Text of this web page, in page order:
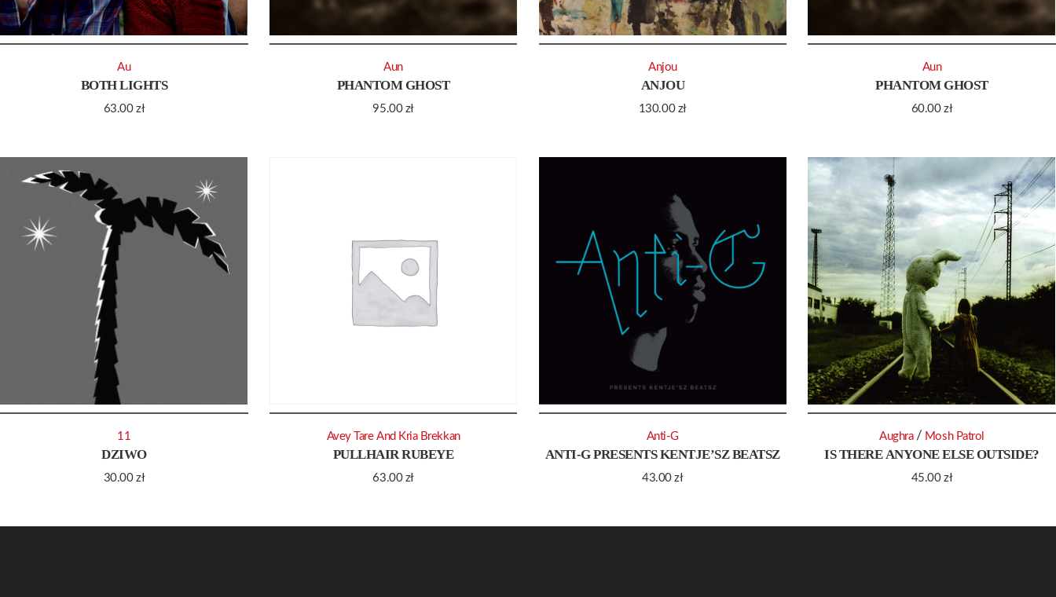
BOTH LIGHTS
63.00zł
Au
PHANTOM GHOST
95.00 zł
Aun
ANJOU
130.00 zł
Anjou
PHANTOM GHOST
60.00zł
Aun
DZIWO
30.00zł
11
PULLHAIR RUBEYE
63.00 zł
Avey Tare And Kria Brekkan
ANTI-G PRESENTS KENTJE’SZ BEATSZ
43.00zł
Anti-G
IS THERE ANYONE ELSE OUTSIDE?
45.00zł
Aughra / Mosh Patrol